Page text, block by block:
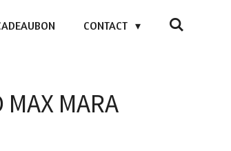
CONTACT
MARA